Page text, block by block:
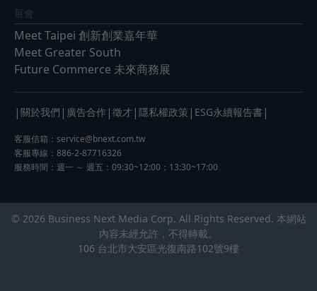
展會
Meet Taipei 創新創業嘉年華
Meet Greater South
Future Commerce 未來商務展
| 關於我們 | 廣告合作 | 徵才 | 隱私權政策 | ESG永續報告書 |
客服信箱： service@bnext.com.tw
客服專線：886-2-87716326
服務時間：週一 ～ 週五：09:30~12:00；13:30~17:00
© 2026 Business Next Media Corp. All Rights Reserved. 本網站
內容未經允許，不得轉載。
106 台北市大安區光復南路102號9樓